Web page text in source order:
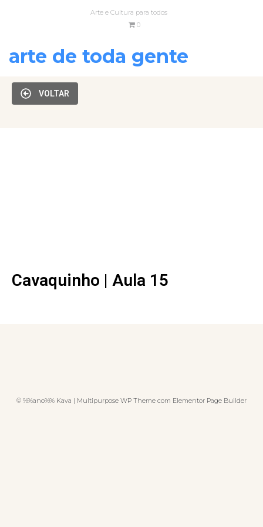
Arte e Cultura para todos
0
arte de toda gente
VOLTAR
Cavaquinho | Aula 15
© %%ano%% Kava | Multipurpose WP Theme com Elementor Page Builder